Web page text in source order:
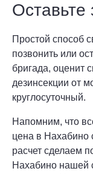
Оставьте
Простой способ
позвонить или
бригада, оценит
дезинсекции от
круглосуточный.
Напомним, что
цена в Нахабино
расчет сделаем
Нахабино нашей